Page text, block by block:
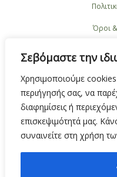
Σεβόμαστε την
Χρησιμοποιούμε
περιήγησής σας, να
διαφημίσεις ή
επισκεψιμότητά μας.
συναινείτε στη χρήση
Όροι
2024 © Greek